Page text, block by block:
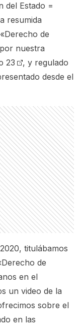
del Estado =
resumida
de
nuestra
23
, y regulado
desde el
titulábamos
de
en el
un video de la
sobre el
en las